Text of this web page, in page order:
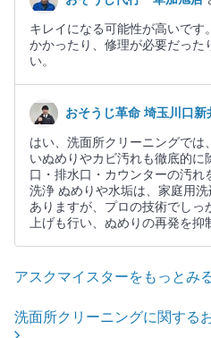
キレイになる可能性が高いで
かかったり、修理が必要だった
い。
おそうじ革命 埼玉川口新
はい、洗面所クリーニングでは
いぬめりやカビ汚れも徹底的に
口・排水口・カウンターの汚れ
洗浄 ぬめりや水垢は、家庭用
ありますが、プロの技術でしっ
上げも行い、ぬめりの再発を抑
アスクマイスターをもっとみ
洗面所クリーニングに関する